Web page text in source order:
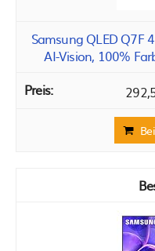
Samsung QLED Q7F
AI-Vision, 100%